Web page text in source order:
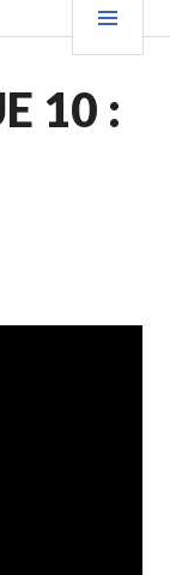
10 :